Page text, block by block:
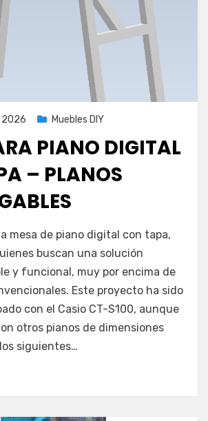
2026 Muebles DIY
PIANO DIGITAL
– PLANOS
mesa de piano digital con tapa,
buscan una solución
y funcional, muy por encima de
Este proyecto ha sido
con el Casio CT-S100, aunque
otros pianos de dimensiones
siguientes…